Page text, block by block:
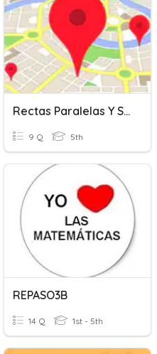
Rectas Paralelas Y Secantes
9 Q 5th
REPASO3B
14 Q 1st - 5th